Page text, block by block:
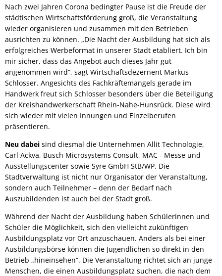
Nach zwei Jahren Corona bedingter Pause ist die Freude der
städtischen Wirtschaftsförderung groß, die Veranstaltung
wieder organisieren und zusammen mit den Betrieben
ausrichten zu können. „Die Nacht der Ausbildung hat sich als
erfolgreiches Werbeformat in unserer Stadt etabliert. Ich bin
mir sicher, dass das Angebot auch dieses Jahr gut
angenommen wird“, sagt Wirtschaftsdezernent Markus
Schlosser. Angesichts des Fachkräftemangels gerade im
Handwerk freut sich Schlosser besonders über die Beteiligung
der Kreishandwerkerschaft Rhein-Nahe-Hunsrück. Diese wird
sich wieder mit vielen Innungen und Einzelberufen
präsentieren.
Neu dabei sind diesmal die Unternehmen Allit Technologie,
Carl Ackva, Busch Microsystems Consult, MAC - Messe und
Ausstellungscenter sowie Syre GmbH StB/WP. Die
Stadtverwaltung ist nicht nur Organisator der Veranstaltung,
sondern auch Teilnehmer – denn der Bedarf nach
Auszubildenden ist auch bei der Stadt groß.
Während der Nacht der Ausbildung haben Schülerinnen und
Schüler die Möglichkeit, sich den vielleicht zukünftigen
Ausbildungsplatz vor Ort anzuschauen. Anders als bei einer
Ausbildungsbörse können die Jugendlichen so direkt in den
Betrieb „hineinsehen“. Die Veranstaltung richtet sich an junge
Menschen, die einen Ausbildungsplatz suchen, die nach dem